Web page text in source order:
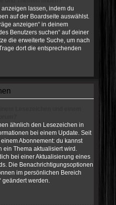
lassen, indem du
auf der Boardseite auswählst.
anzeigen“ in deinem
Benutzers suchen“ auf deiner
die erweiterte Suche, um nach
dort die entsprechenden
ähnlich den Lesezeichen in
bei einem Update. Seit
Abonnement: du kannst
ein Thema aktualisiert wird.
bei einer Aktualisierung eines
Die Benachrichtigungsoptionen
im persönlichen Bereich
geändert werden.